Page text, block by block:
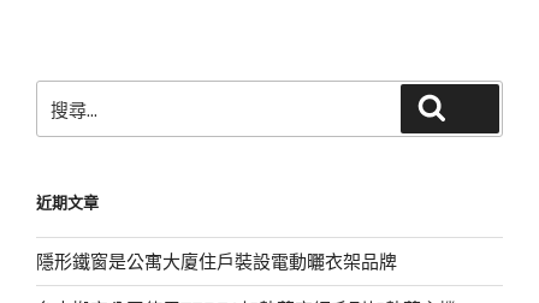
尋
字:
近期文章
隱形鐵窗是公寓大廈住戶裝設電動曬衣架品牌